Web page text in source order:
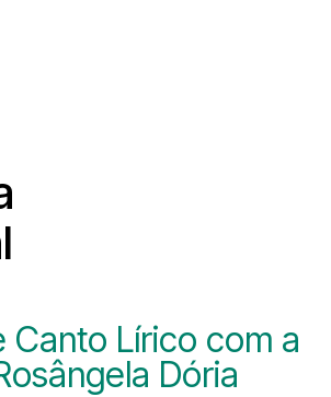
Canto Lírico com a
Dória